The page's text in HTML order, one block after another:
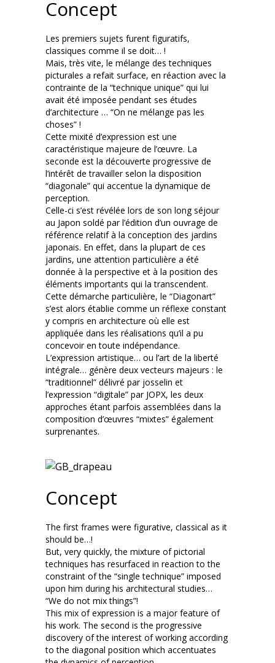
Concept
Les premiers sujets furent figuratifs,
classiques comme il se doit… !
Mais, très vite, le mélange des techniques
picturales a refait surface, en réaction avec la
contrainte de la “technique unique” qui lui
avait été imposée pendant ses études
d’architecture … “On ne mélange pas les
choses” !
Cette mixité d’expression est une
caractéristique majeure de l’œuvre. La
seconde est la découverte progressive de
l’intérêt de travailler selon la disposition
“diagonale” qui accentue la dynamique de
perception.
Celle-ci s’est révélée lors de son long séjour
au Japon soldé par l’édition d’un ouvrage de
référence relatif à la conception des jardins
japonais. En effet, dans la plupart de ces
jardins, une attention particulière a été
donnée à la perspective et à la position des
éléments importants qui la transcendent.
Cette démarche particulière, le “Diagonart”
s’est alors établie comme un réflexe constant
y compris en architecture où elle est
appliquée dans les réalisations qu’il a pu
concevoir en toute indépendance.
L’expression artistique… ou l’art de la liberté
intégrale… génère deux vecteurs majeurs : le
“traditionnel” délivré par josselin et
l’expression “digitale” par JOPX, les deux
approches étant parfois assemblées dans la
composition d’œuvres “mixtes” également
surprenantes.
Concept
The first frames were figurative, classical as it
should be…!
But, very quickly, the mixture of pictorial
techniques has resurfaced in reaction to the
constraint of the “single technique” imposed
upon him during his architectural studies…
“We do not mix things”!
This mix of expression is a major feature of
his work. The second is the progressive
discovery of the interest of working according
to the diagonal position which accentuates